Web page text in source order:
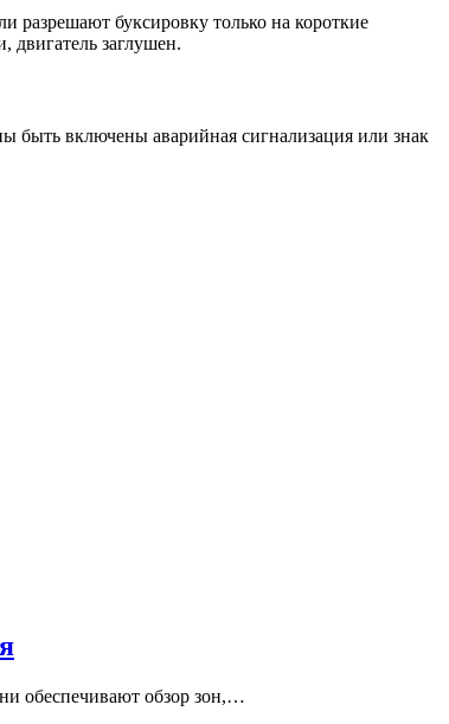
разрешают буксировку только на короткие
заглушен.
включены аварийная сигнализация или знак
обеспечивают обзор зон,…